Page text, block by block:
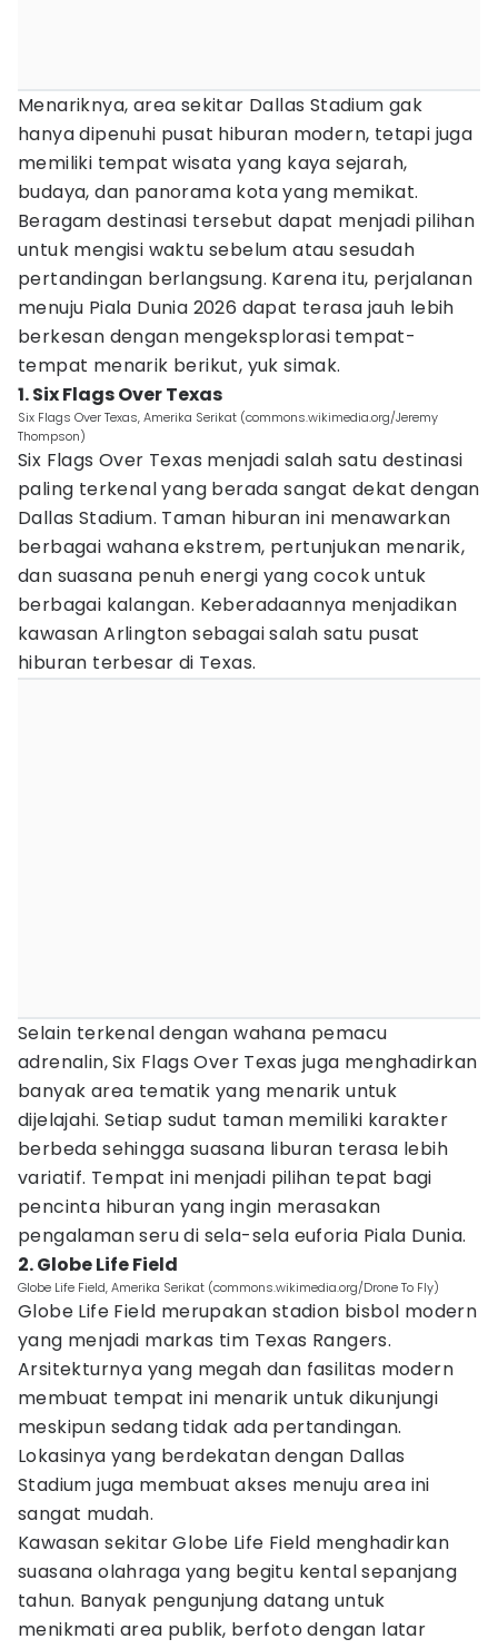
Menariknya, area sekitar Dallas Stadium gak
hanya dipenuhi pusat hiburan modern, tetapi juga
memiliki tempat wisata yang kaya sejarah,
budaya, dan panorama kota yang memikat.
Beragam destinasi tersebut dapat menjadi pilihan
untuk mengisi waktu sebelum atau sesudah
pertandingan berlangsung. Karena itu, perjalanan
menuju Piala Dunia 2026 dapat terasa jauh lebih
berkesan dengan mengeksplorasi tempat-
tempat menarik berikut, yuk simak.
1. Six Flags Over Texas
Six Flags Over Texas, Amerika Serikat (commons.wikimedia.org/Jeremy
Thompson)
Six Flags Over Texas menjadi salah satu destinasi
paling terkenal yang berada sangat dekat dengan
Dallas Stadium. Taman hiburan ini menawarkan
berbagai wahana ekstrem, pertunjukan menarik,
dan suasana penuh energi yang cocok untuk
berbagai kalangan. Keberadaannya menjadikan
kawasan Arlington sebagai salah satu pusat
hiburan terbesar di Texas.
Selain terkenal dengan wahana pemacu
adrenalin, Six Flags Over Texas juga menghadirkan
banyak area tematik yang menarik untuk
dijelajahi. Setiap sudut taman memiliki karakter
berbeda sehingga suasana liburan terasa lebih
variatif. Tempat ini menjadi pilihan tepat bagi
pencinta hiburan yang ingin merasakan
pengalaman seru di sela-sela euforia Piala Dunia.
2. Globe Life Field
Globe Life Field, Amerika Serikat (commons.wikimedia.org/Drone To Fly)
Globe Life Field merupakan stadion bisbol modern
yang menjadi markas tim Texas Rangers.
Arsitekturnya yang megah dan fasilitas modern
membuat tempat ini menarik untuk dikunjungi
meskipun sedang tidak ada pertandingan.
Lokasinya yang berdekatan dengan Dallas
Stadium juga membuat akses menuju area ini
sangat mudah.
Kawasan sekitar Globe Life Field menghadirkan
suasana olahraga yang begitu kental sepanjang
tahun. Banyak pengunjung datang untuk
menikmati area publik, berfoto dengan latar